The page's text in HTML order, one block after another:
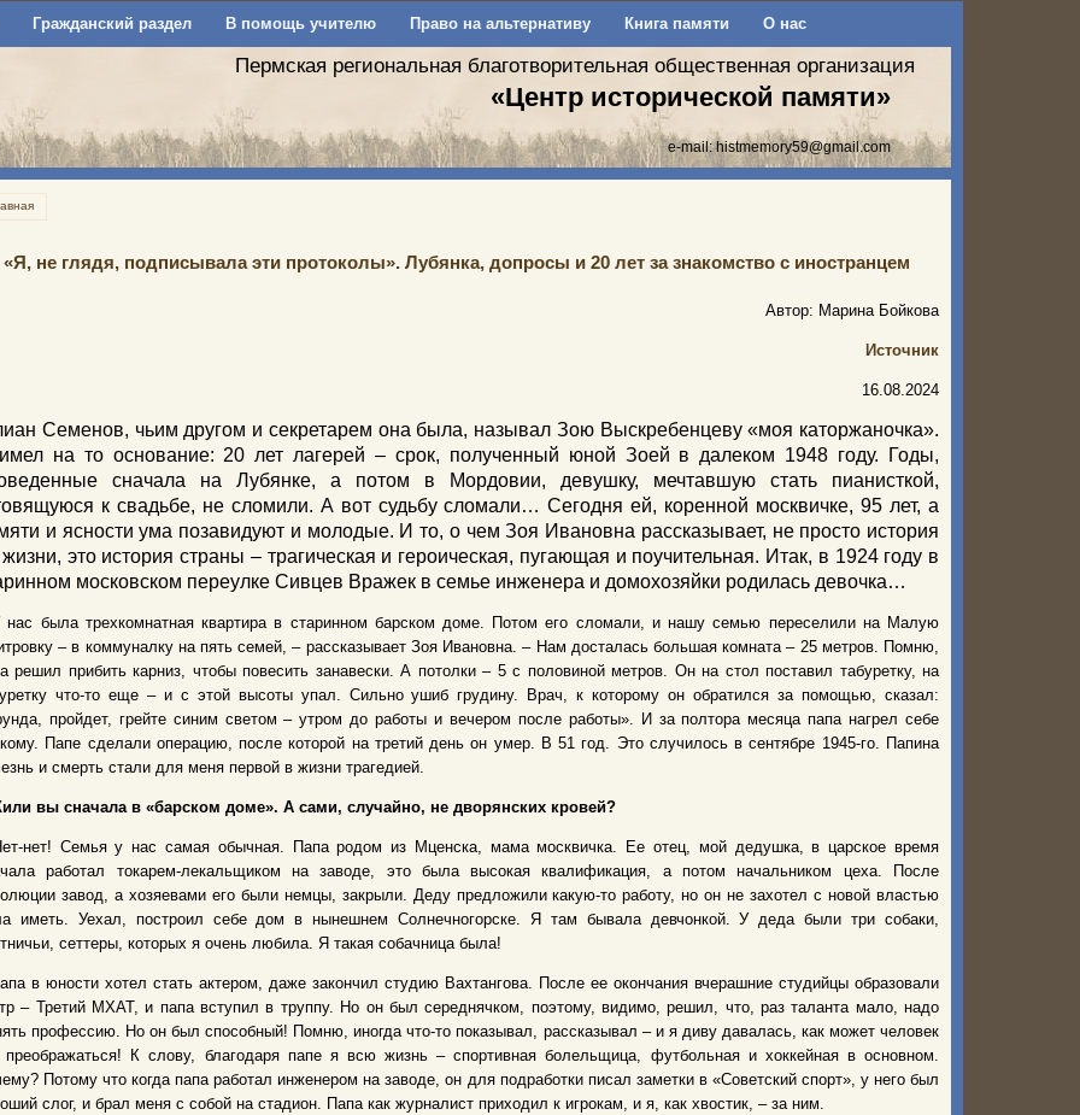
Гражданский раздел В помощь учителю Право на альтернативу Книга памяти О нас
Пермская региональная благотворительная общественная организация
«Центр исторической памяти»
e-mail:histmemory59@gmail.com
«Я, не глядя, подписывала эти протоколы». Лубянка, допросы и 20 лет за знакомство с иностранцем
Автор: Марина Бойкова
Источник
16.08.2024
Семенов, чьим другом и секретарем она была, называл Зою Выскребенцеву «моя каторжаночка».
на то основание: 20 лет лагерей – срок, полученный юной Зоей в далеком 1948 году. Годы,
сначала на Лубянке, а потом в Мордовии, девушку, мечтавшую стать пианисткой,
к свадьбе, не сломили. А вот судьбу сломали… Сегодня ей, коренной москвичке, 95 лет, а
и ясности ума позавидуют и молодые. И то, о чем Зоя Ивановна рассказывает, не просто история
это история страны – трагическая и героическая, пугающая и поучительная. Итак, в 1924 году в
московском переулке Сивцев Вражек в семье инженера и домохозяйки родилась девочка…
нас была трехкомнатная квартира в старинном барском доме. Потом его сломали, и нашу семью переселили на Малую
– в коммуналку на пять семей, – рассказывает Зоя Ивановна. – Нам досталась большая комната – 25 метров. Помню,
решил прибить карниз, чтобы повесить занавески. А потолки – 5 с половиной метров. Он на стол поставил табуретку, на
что-то еще – и с этой высоты упал. Сильно ушиб грудину. Врач, к которому он обратился за помощью, сказал:
пройдет, грейте синим светом – утром до работы и вечером после работы». И за полтора месяца папа нагрел себе
Папе сделали операцию, после которой на третий день он умер. В 51 год. Это случилось в сентябре 1945-го. Папина
и смерть стали для меня первой в жизни трагедией.
вы сначала в «барском доме». А сами, случайно, не дворянских кровей?
нет! Семья у нас самая обычная. Папа родом из Мценска, мама москвичка. Ее отец, мой дедушка, в царское время
работал токарем-лекальщиком на заводе, это была высокая квалификация, а потом начальником цеха. После
завод, а хозяевами его были немцы, закрыли. Деду предложили какую-то работу, но он не захотел с новой властью
иметь. Уехал, построил себе дом в нынешнем Солнечногорске. Я там бывала девчонкой. У деда были три собаки,
сеттеры, которых я очень любила. Я такая собачница была!
в юности хотел стать актером, даже закончил студию Вахтангова. После ее окончания вчерашние студийцы образовали
– Третий МХАТ, и папа вступил в труппу. Но он был середнячком, поэтому, видимо, решил, что, раз таланта мало, надо
профессию. Но он был способный! Помню, иногда что-то показывал, рассказывал – и я диву давалась, как может человек
преображаться! К слову, благодаря папе я всю жизнь – спортивная болельщица, футбольная и хоккейная в основном.
Потому что когда папа работал инженером на заводе, он для подработки писал заметки в «Советский спорт», у него был
слог, и брал меня с собой на стадион. Папа как журналист приходил к игрокам, и я, как хвостик, – за ним.